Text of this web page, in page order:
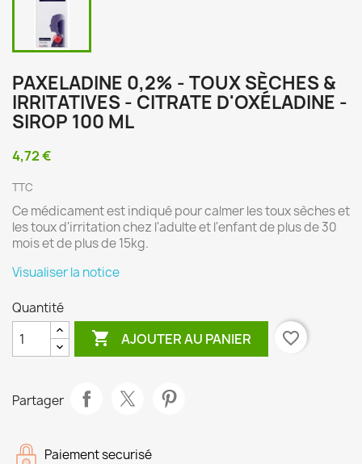
PAXELADINE 0,2% - TOUX SÈCHES &
IRRITATIVES - CITRATE D'OXÉLADINE -
SIROP 100 ML
4,72 €
TTC
Ce médicament est indiqué pour calmer les toux sèches et
les toux d'irritation chez l'adulte et l'enfant de plus de 30
mois et de plus de 15kg.
Visualiser la notice
Quantité
 AJOUTER AU PANIER favorite_border
Partager
Paiement securisé